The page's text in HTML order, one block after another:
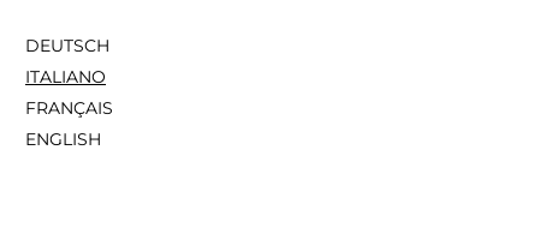
DEUTSCH
ITALIANO
FRANÇAIS
ENGLISH